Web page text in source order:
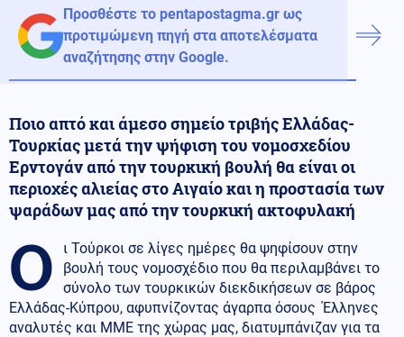
Προσθέστε το pentapostagma.gr ως
προτιμώμενη πηγή στα αποτελέσματα
αναζήτησης στην Google.
Ποιο απτό και άμεσο σημείο τριβής Ελλάδας-
Τουρκίας μετά την ψήφιση του νομοσχεδίου
Ερντογάν από την τουρκική βουλή θα είναι οι
περιοχές αλιείας στο Αιγαίο και η προστασία των
ψαράδων μας από την τουρκική ακτοφυλακή
Ο
ι Τούρκοι σε λίγες ημέρες θα ψηφίσουν στην
βουλή τους νομοσχέδιο που θα περιλαμβάνει το
σύνολο των τουρκικών διεκδικήσεων σε βάρος
Ελλάδας-Κύπρου, αφυπνίζοντας άγαρπα όσους Έλληνες
αναλυτές και ΜΜΕ της χώρας μας, διατυμπάνιζαν για τα